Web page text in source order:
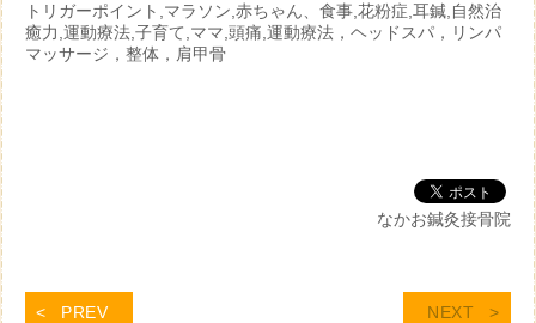
トリガーポイント,マラソン,赤ちゃん、食事,花粉症,耳鍼,自然治
癒力,運動療法,子育て,ママ,頭痛,運動療法，ヘッドスパ，リンパ
マッサージ，整体，肩甲骨
なかお鍼灸接骨院
PREV NEXT